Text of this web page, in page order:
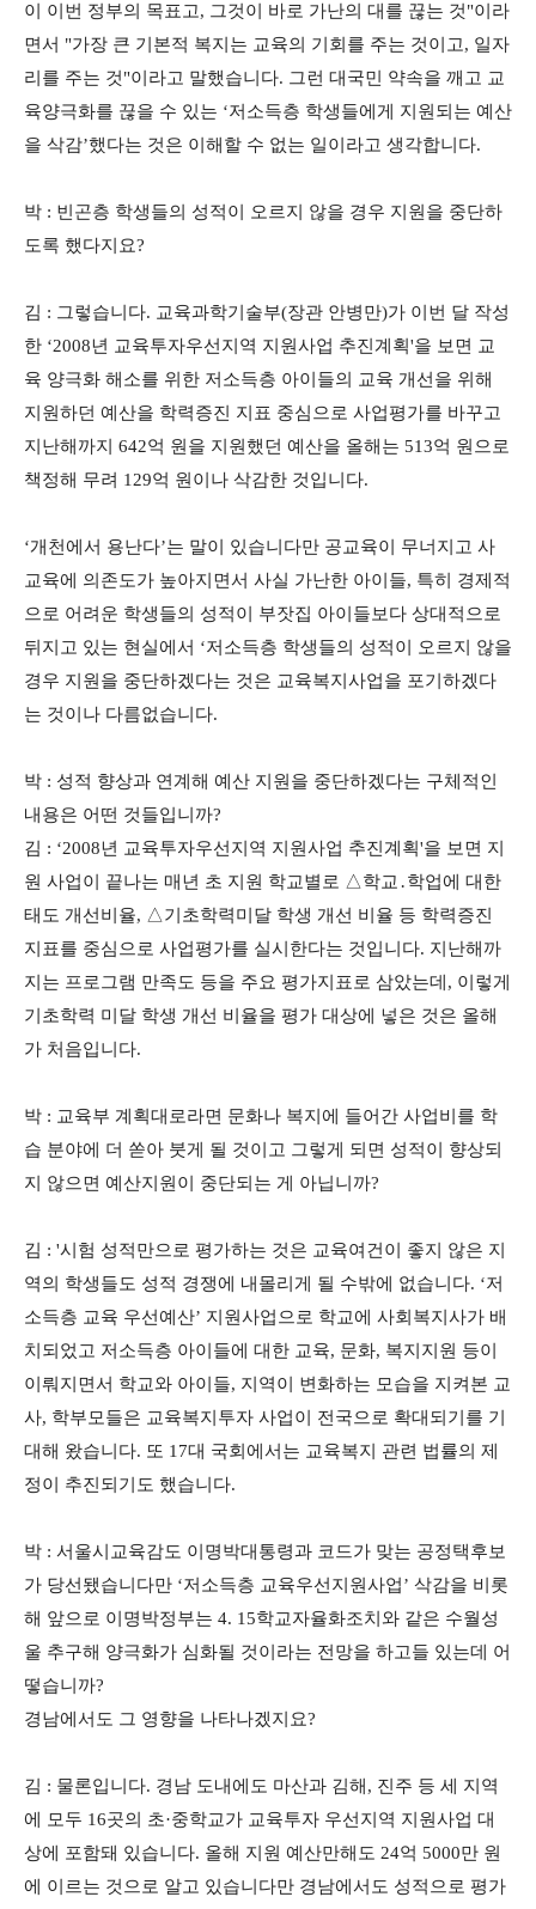
이 이번 정부의 목표고, 그것이 바로 가난의 대를 끊는 것"이라
면서 "가장 큰 기본적 복지는 교육의 기회를 주는 것이고, 일자
리를 주는 것"이라고 말했습니다. 그런 대국민 약속을 깨고 교
육양극화를 끊을 수 있는 ‘저소득층 학생들에게 지원되는 예산
을 삭감’했다는 것은 이해할 수 없는 일이라고 생각합니다.
박 : 빈곤층 학생들의 성적이 오르지 않을 경우 지원을 중단하
도록 했다지요?
김 : 그렇습니다. 교육과학기술부(장관 안병만)가 이번 달 작성
한 ‘2008년 교육투자우선지역 지원사업 추진계획'을 보면 교
육 양극화 해소를 위한 저소득층 아이들의 교육 개선을 위해
지원하던 예산을 학력증진 지표 중심으로 사업평가를 바꾸고
지난해까지 642억 원을 지원했던 예산을 올해는 513억 원으로
책정해 무려 129억 원이나 삭감한 것입니다.
‘개천에서 용난다’는 말이 있습니다만 공교육이 무너지고 사
교육에 의존도가 높아지면서 사실 가난한 아이들, 특히 경제적
으로 어려운 학생들의 성적이 부잣집 아이들보다 상대적으로
뒤지고 있는 현실에서 ‘저소득층 학생들의 성적이 오르지 않을
경우 지원을 중단하겠다는 것은 교육복지사업을 포기하겠다
는 것이나 다름없습니다.
박 : 성적 향상과 연계해 예산 지원을 중단하겠다는 구체적인
내용은 어떤 것들입니까?
김 : ‘2008년 교육투자우선지역 지원사업 추진계획'을 보면 지
원 사업이 끝나는 매년 초 지원 학교별로 △학교․학업에 대한
태도 개선비율, △기초학력미달 학생 개선 비율 등 학력증진
지표를 중심으로 사업평가를 실시한다는 것입니다. 지난해까
지는 프로그램 만족도 등을 주요 평가지표로 삼았는데, 이렇게
기초학력 미달 학생 개선 비율을 평가 대상에 넣은 것은 올해
가 처음입니다.
박 : 교육부 계획대로라면 문화나 복지에 들어간 사업비를 학
습 분야에 더 쏟아 붓게 될 것이고 그렇게 되면 성적이 향상되
지 않으면 예산지원이 중단되는 게 아닙니까?
김 : '시험 성적만으로 평가하는 것은 교육여건이 좋지 않은 지
역의 학생들도 성적 경쟁에 내몰리게 될 수밖에 없습니다. ‘저
소득층 교육 우선예산’ 지원사업으로 학교에 사회복지사가 배
치되었고 저소득층 아이들에 대한 교육, 문화, 복지지원 등이
이뤄지면서 학교와 아이들, 지역이 변화하는 모습을 지켜본 교
사, 학부모들은 교육복지투자 사업이 전국으로 확대되기를 기
대해 왔습니다. 또 17대 국회에서는 교육복지 관련 법률의 제
정이 추진되기도 했습니다.
박 : 서울시교육감도 이명박대통령과 코드가 맞는 공정택후보
가 당선됐습니다만 ‘저소득층 교육우선지원사업’ 삭감을 비롯
해 앞으로 이명박정부는 4. 15학교자율화조치와 같은 수월성
울 추구해 양극화가 심화될 것이라는 전망을 하고들 있는데 어
떻습니까?
경남에서도 그 영향을 나타나겠지요?
김 : 물론입니다. 경남 도내에도 마산과 김해, 진주 등 세 지역
에 모두 16곳의 초·중학교가 교육투자 우선지역 지원사업 대
상에 포함돼 있습니다. 올해 지원 예산만해도 24억 5000만 원
에 이르는 것으로 알고 있습니다만 경남에서도 성적으로 평가